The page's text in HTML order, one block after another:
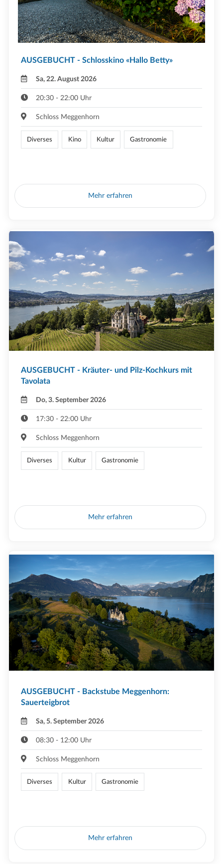
AUSGEBUCHT - Schlosskino «Hallo Betty»
Sa, 22. August 2026
20:30 - 22:00 Uhr
Schloss Meggenhorn
Diverses Kino Kultur Gastronomie
Mehr erfahren
AUSGEBUCHT - Kräuter- und Pilz-Kochkurs mit
Tavolata
Do, 3. September 2026
17:30 - 22:00 Uhr
Schloss Meggenhorn
Diverses Kultur Gastronomie
Mehr erfahren
AUSGEBUCHT - Backstube Meggenhorn:
Sauerteigbrot
Sa, 5. September 2026
08:30 - 12:00 Uhr
Schloss Meggenhorn
Diverses Kultur Gastronomie
Mehr erfahren